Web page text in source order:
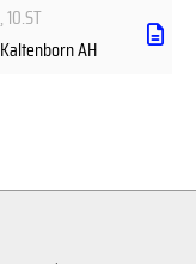
, 10.ST
Kaltenborn AH